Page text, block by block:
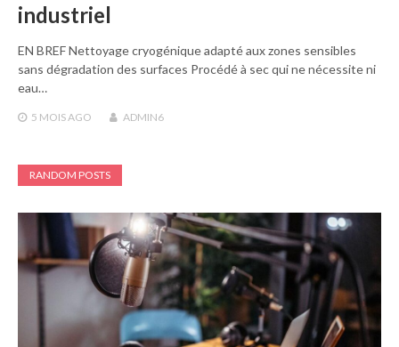
industriel
EN BREF Nettoyage cryogénique adapté aux zones sensibles
sans dégradation des surfaces Procédé à sec qui ne nécessite ni
eau…
5 MOIS AGO ADMIN6
RANDOM POSTS